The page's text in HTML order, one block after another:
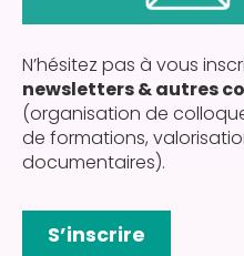
N’hésitez pas à vous
newsletters & autres
(organisation de
de formations,
documentaires).
S’inscrire